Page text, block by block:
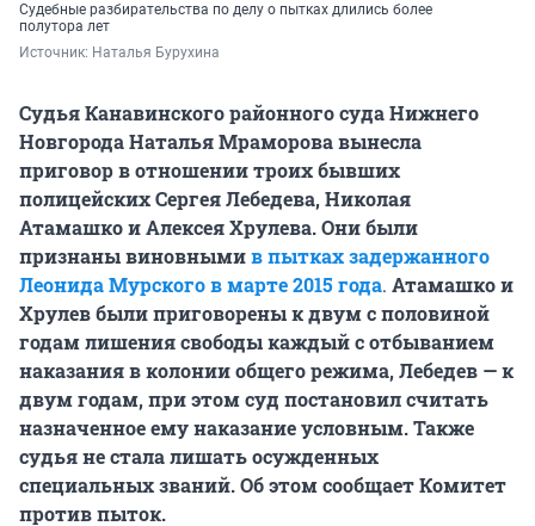
Судебные разбирательства по делу о пытках длились более
полутора лет
Источник: Наталья Бурухина
Судья Канавинского районного суда Нижнего
Новгорода Наталья Мраморова вынесла
приговор в отношении троих бывших
полицейских Сергея Лебедева, Николая
Атамашко и Алексея Хрулева. Они были
признаны виновнымив пытках задержанного
Леонида Мурского в марте 2015 года. Атамашко и
Хрулев были приговорены к двум с половиной
годам лишения свободы каждый с отбыванием
наказания в колонии общего режима, Лебедев — к
двум годам, при этом суд постановил считать
назначенное ему наказание условным. Также
судья не стала лишать осужденных
специальных званий. Об этом сообщает Комитет
против пыток.